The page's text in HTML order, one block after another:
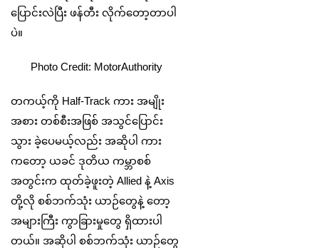
ပြောင်းလဲပြီး ဖန်တီး လိုက်တော့တာပါ
ပဲ။
Photo Credit: MotorAuthority
တကယ့်ကို Half-Track ကား အမျိုး
အစား တစ်စီးအဖြစ် အသွင်ပြောင်း
သွား ခဲ့ပေမယ့်လည်း အဆိုပါ ကား
ကတော့ ယခင် ဒုတိယ ကမ္ဘာ‌စစ်
အတွင်းက ထုတ်ခဲ့ဖူးတဲ့ Allied နဲ့ Axis
တို့လို စစ်ဘက်သုံး ယာဉ်တွေနဲ့ တော့
အများကြီး ကွာခြားမှုတွေ ရှိထားပါ
တယ်။ အဆိုပါ စစ်ဘက်သုံး ယာဉ်တွေ